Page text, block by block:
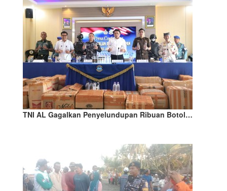
TNI AL Gagalkan Penyelundupan Ribuan Botol…